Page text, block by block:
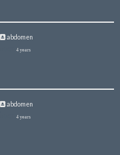
abdomen
4 years
abdomen
4 years